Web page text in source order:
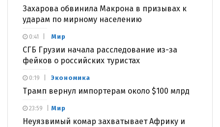
Захарова обвинила Макрона в призывах к
ударам по мирному населению
Мир
СГБ Грузии начала расследование из-за
фейков о российских туристах
0:41
Экономика
Трамп вернул импортерам около $100 млрд
0:19
Мир
Неуязвимый комар захватывает Африку и
23:59